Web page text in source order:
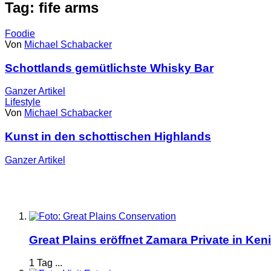
Tag: fife arms
Foodie
Von Michael Schabacker
Schottlands gemütlichste Whisky Bar
GanzerArtikel
Lifestyle
Von Michael Schabacker
Kunst in den schottischen Highlands
GanzerArtikel
Great Plains eröffnet Zamara Private in
1 Tag ...